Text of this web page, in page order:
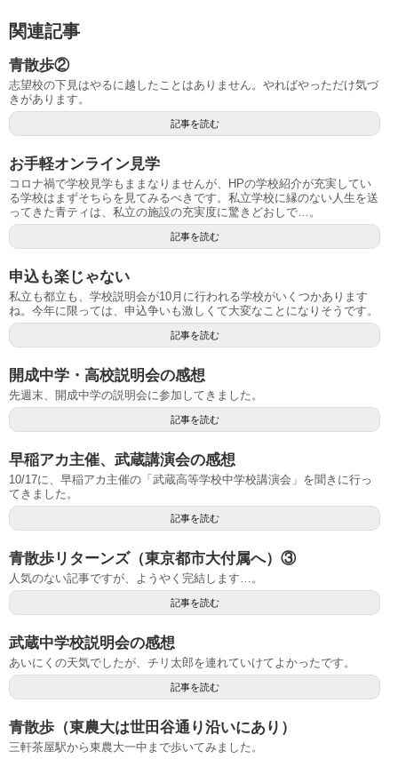
関連記事
青散歩②
志望校の下見はやるに越したことはありません。やればやっただけ気づ
きがあります。
記事を読む
お手軽オンライン見学
コロナ禍で学校見学もままなりませんが、HPの学校紹介が充実してい
る学校はまずそちらを見てみるべきです。私立学校に縁のない人生を送
ってきた青ティは、私立の施設の充実度に驚きどおしで…。
記事を読む
申込も楽じゃない
私立も都立も、学校説明会が10月に行われる学校がいくつかあります
ね。今年に限っては、申込争いも激しくて大変なことになりそうです。
記事を読む
開成中学・高校説明会の感想
先週末、開成中学の説明会に参加してきました。
記事を読む
早稲アカ主催、武蔵講演会の感想
10/17に、早稲アカ主催の「武蔵高等学校中学校講演会」を聞きに行っ
てきました。
記事を読む
青散歩リターンズ（東京都市大付属へ）③
人気のない記事ですが、ようやく完結します…。
記事を読む
武蔵中学校説明会の感想
あいにくの天気でしたが、チリ太郎を連れていけてよかったです。
記事を読む
青散歩（東農大は世田谷通り沿いにあり）
三軒茶屋駅から東農大一中まで歩いてみました。